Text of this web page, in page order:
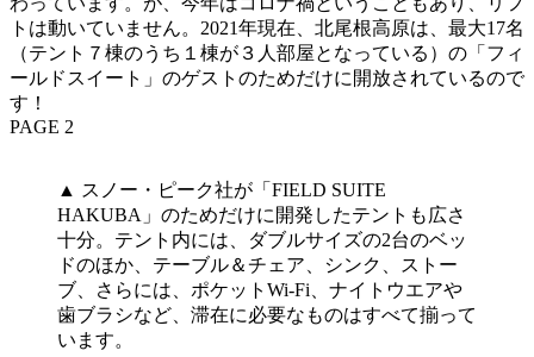
トは動いていません。2021年現在、北尾根高原は、最大17名
（テント７棟のうち１棟が３人部屋となっている）の「フィ
ールドスイート」のゲストのためだけに開放されているので
す！
PAGE 2
▲ スノー・ピーク社が「FIELD SUITE
HAKUBA」のためだけに開発したテントも広さ
十分。テント内には、ダブルサイズの2台のベッ
ドのほか、テーブル＆チェア、シンク、ストー
ブ、さらには、ポケットWi-Fi、ナイトウエアや
歯ブラシなど、滞在に必要なものはすべて揃って
います。